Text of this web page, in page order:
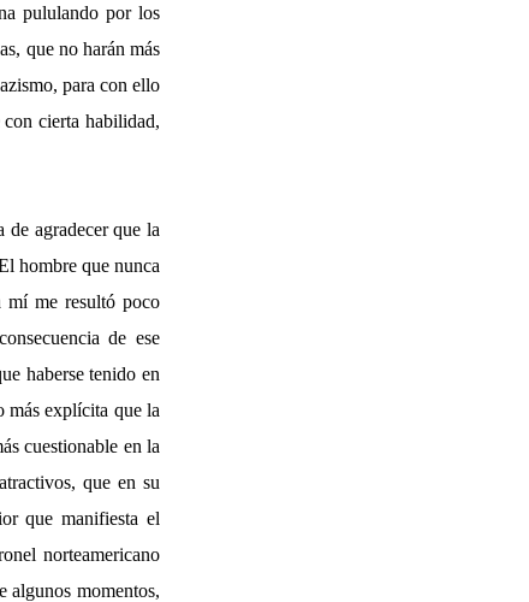
pululando por los
que no harán más
para con ello
cierta habilidad,
de agradecer que la
hombre que nunca
mí me resultó poco
de ese
haberse tenido en
más explícita que la
cuestionable en la
que en su
que manifiesta el
norteamericano
algunos momentos,